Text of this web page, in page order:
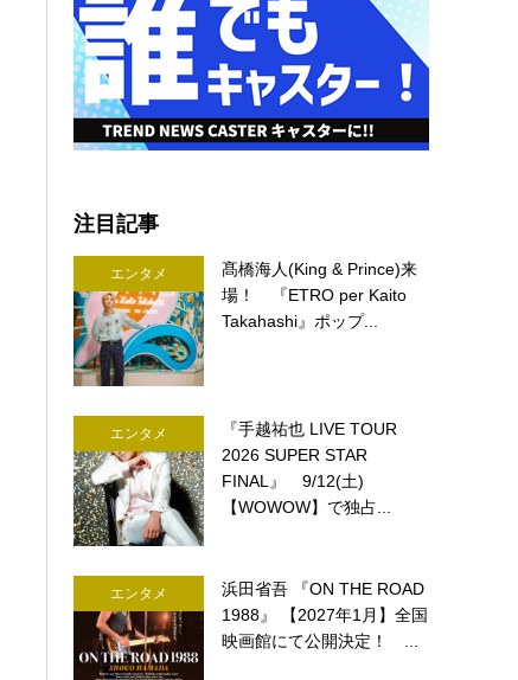
注目記事
エンタメ
髙橋海人(King & Prince)来
場！ 『ETRO per Kaito
Takahashi』ポップ...
エンタメ
『手越祐也 LIVE TOUR
2026 SUPER STAR
FINAL』 9/12(土)
【WOWOW】で独占...
エンタメ
浜田省吾 『ON THE ROAD
1988』 【2027年1月】全国
映画館にて公開決定！ ...